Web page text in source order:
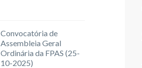
Convocatória de
Assembleia Geral
Ordinária da FPAS (25-
10-2025)